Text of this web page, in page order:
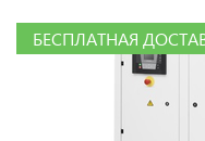
БЕСПЛАТНАЯ